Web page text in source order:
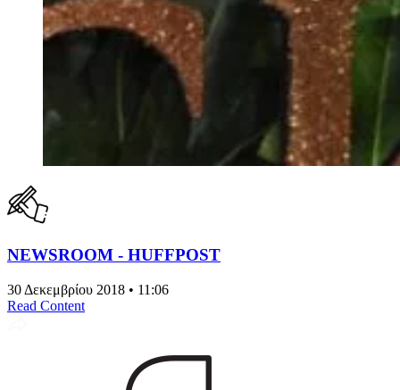
NEWSROOM - HUFFPOST
30 Δεκεμβρίου 2018 • 11:06
Read Content